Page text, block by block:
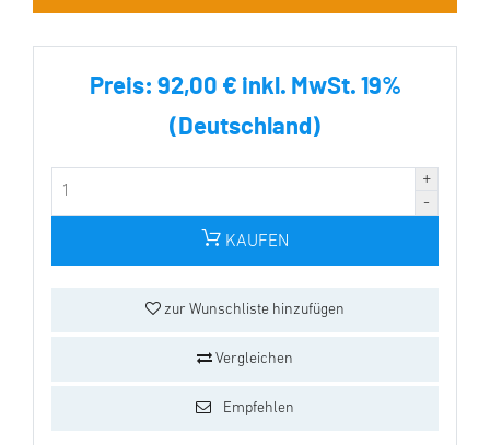
Preis: 92,00 € inkl. MwSt. 19%
(Deutschland)
KAUFEN
zur Wunschliste hinzufügen
Vergleichen
Empfehlen